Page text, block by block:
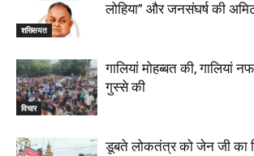
शख्सियत
लोहिया” और जनसंघर्ष की
विचार
गालियां मोहब्बत की, गालियां
गुस्से की
डूबते लोकतंत्र को जेन जी का